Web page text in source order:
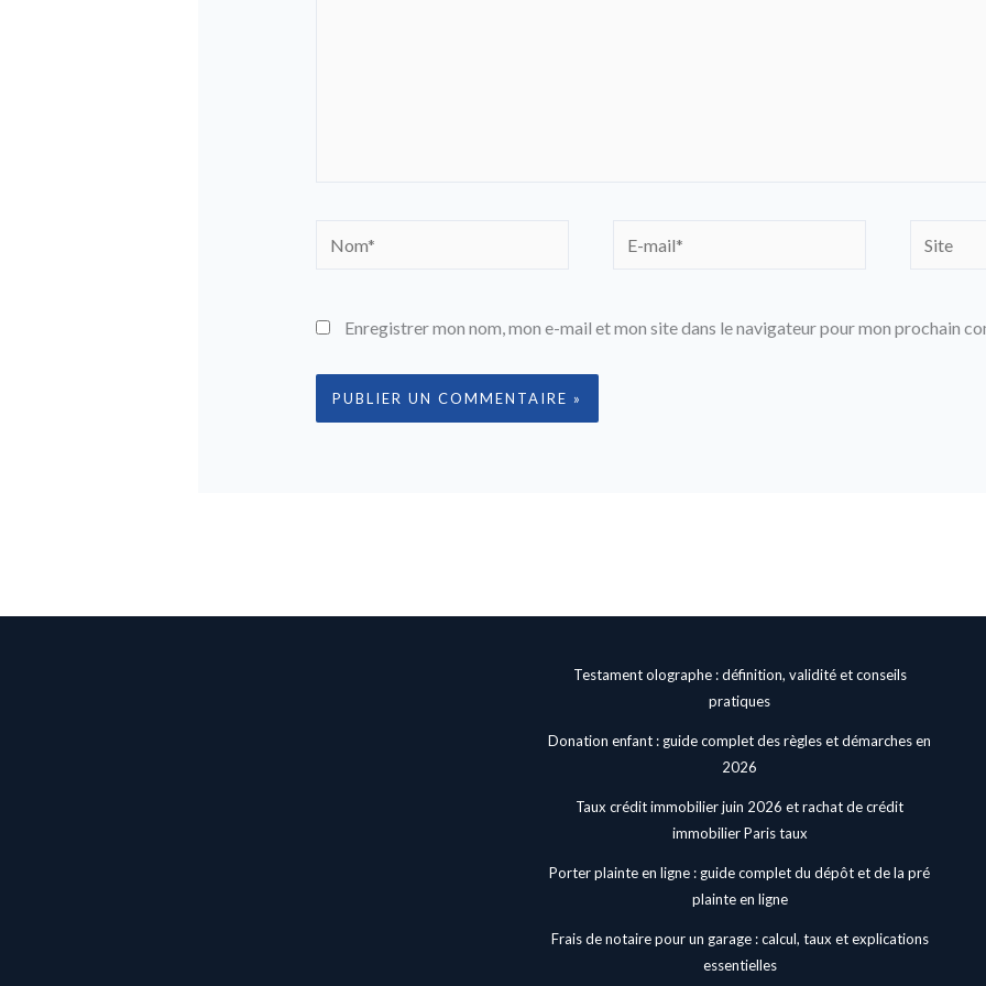
Nom* Site
Enregistrer mon nom, mon e-mail et mon site dans le navigateur pour mon prochain
Testament olographe : définition, validité et conseils
pratiques
Donation enfant : guide complet des règles et démarches en
2026
Taux crédit immobilier juin 2026 et rachat de crédit
immobilier Paris taux
Porter plainte en ligne : guide complet du dépôt et de la pré
plainte en ligne
Frais de notaire pour un garage : calcul, taux et explications
essentielles